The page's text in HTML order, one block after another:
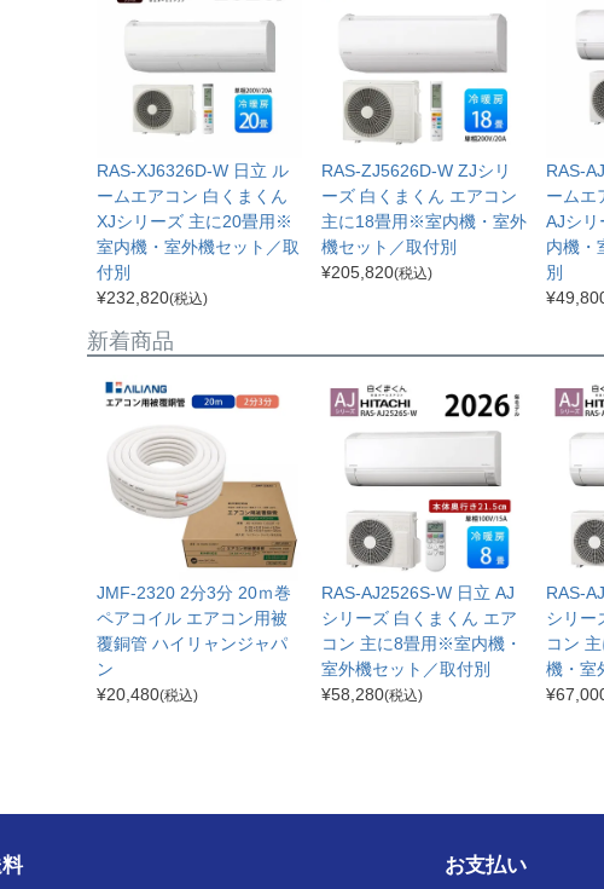
RAS-XJ6326D-W 日立 ル
ームエアコン 白くまくん
XJシリーズ 主に20畳用※
室内機・室外機セット／取
付別
¥232,820(税込)
RAS-ZJ5626D-W ZJシリ
ーズ 白くまくん エアコン
主に18畳用※室内機・室外
機セット／取付別
¥205,820(税込)
RAS-
ームエ
AJシ
内機・
別
¥
新着商品
JMF-2320 2分3分 20ｍ巻
ペアコイル エアコン用被
覆銅管 ハイリャンジャパ
ン
¥20,480(税込)
RAS-AJ2526S-W 日立 AJ
シリーズ 白くまくん エア
コン 主に8畳用※室内機・
室外機セット／取付別
¥58,280(税込)
RAS-
シリー
コン
機・室
¥
お支払い